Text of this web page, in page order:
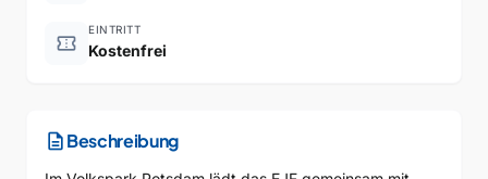
confirmation_number
EINTRITT
Kostenfrei
descriptionBeschreibung